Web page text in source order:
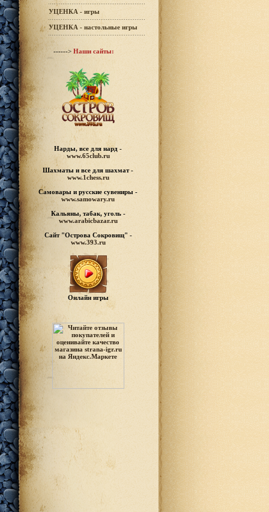
УЦЕНКА - игры
УЦЕНКА - настольные игры
------> Наши сайты:
Нарды, все для нард -
www.65club.ru
Шахматы и все для шахмат -
www.1chess.ru
Самовары и русские сувениры -
www.samowary.ru
Кальяны, табак, уголь -
www.arabicbazar.ru
Сайт "Острова Сокровищ" -
www.393.ru
Онлайн игры